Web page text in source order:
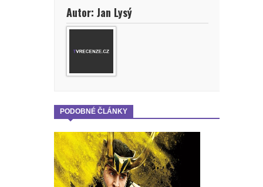
Autor: Jan Lysý
PODOBNÉ ČLÁNKY